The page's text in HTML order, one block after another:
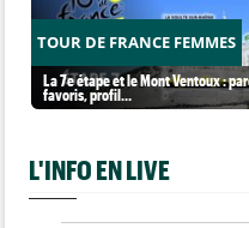
TOUR DE FRANCE FEMMES
La 7e étape et le Mont Ventoux :
favoris, profil…
L'INFO EN LIVE